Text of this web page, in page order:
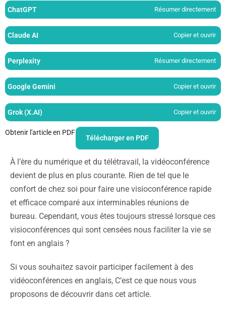
ChatGPT Résumer directement
Claude AI Copier et ouvrir
Perplexity Résumer directement
Google Gemini Copier et ouvrir
Grok (X.AI) Copier et ouvrir
Obtenir l'article en PDF
Télécharger en PDF
À l’ère du numérique et du télétravail, la vidéoconférence
devient de plus en plus courante. Rien de tel que le
confort de chez soi pour faire une visioconférence rapide
et efficace comparé aux interminables réunions de
bureau. Cependant, vous êtes toujours stressé lorsque ces
visioconférences qui sont censées nous faciliter la vie se
font en anglais ?
Si vous souhaitez savoir participer facilement à des
vidéoconférences en anglais, C’est ce que nous vous
proposons de découvrir dans cet article.